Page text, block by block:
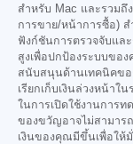
สำหรับ Mac และรวมถึ
การขาย/หน้าการซื้อ) ส
ฟังก์ชันการตรวจจับแล
สูงเพื่อปกป้องระบบขอ
สนับสนุนด้านเทคนิคขอ
เรียกเก็บเงินล่วงหน้าใ
ในการเปิดใช้งานการท
ของขวัญอาจไม่สามาร
เงินของคุณมีขึ้นเพื่อให้